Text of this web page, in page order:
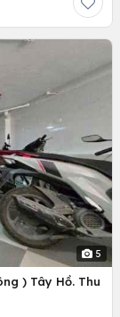
5
) Tây Hồ. Thu